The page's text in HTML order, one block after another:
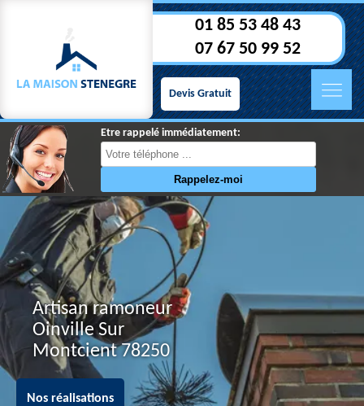
01 85 53 48 43
07 67 50 99 52
Devis Gratuit
Etre rappelé immédiatement:
Artisan ramoneur
Oinville Sur
Montcient 78250
Nos réalisations